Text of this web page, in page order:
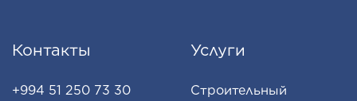
Контакты
+994 51 250 73 30
Услуги
Строительный